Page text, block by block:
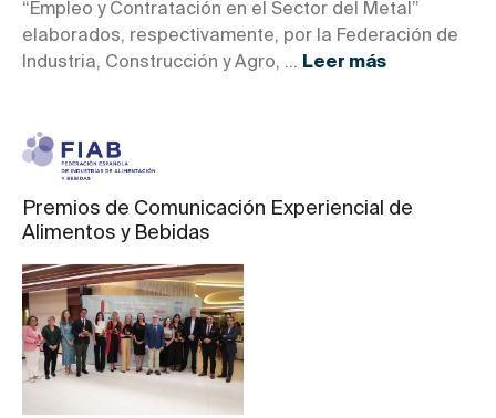
“Empleo y Contratación en el Sector del Metal”
elaborados, respectivamente, por la Federación de
Industria, Construcción y Agro, ... Leer más
Premios de Comunicación Experiencial de
Alimentos y Bebidas